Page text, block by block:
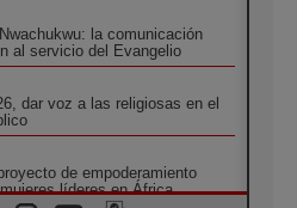
la comunicación
al servicio del Evangelio
dar voz a las religiosas en el
de empoderamiento
líderes en África